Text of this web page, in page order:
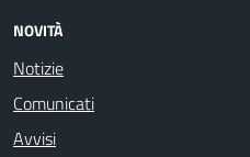
NOVITÀ
Notizie
Comunicati
Avvisi